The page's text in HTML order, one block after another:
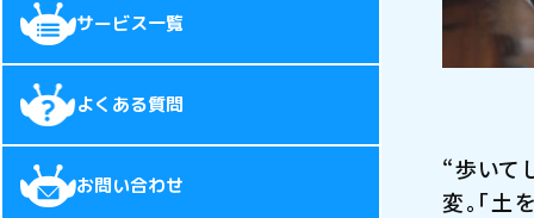
サービス一覧
よくある質問
お問い合わせ
“歩いて
変。「土